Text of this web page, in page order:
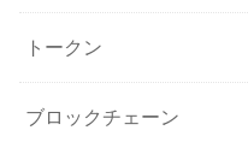
トークン
ブロックチェーン